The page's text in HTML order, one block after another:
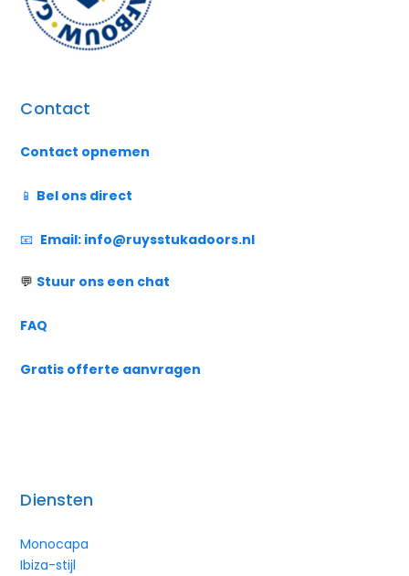
Contact
Contact opnemen
📱 Bel ons direct
📧 Email: info@ruysstukadoors.nl
💬 Stuur ons een chat
FAQ
Gratis offerte aanvragen
Diensten
Monocapa
Ibiza-stijl